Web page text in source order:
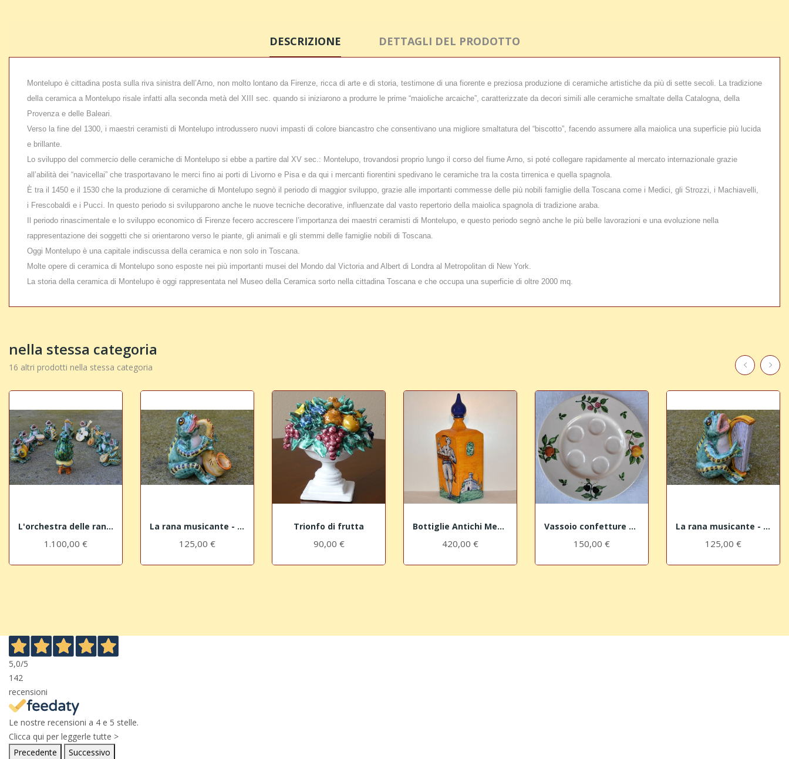
DESCRIZIONE DETTAGLI DEL PRODOTTO
Montelupo è cittadina posta sulla riva sinistra dell’Arno, non molto lontano da Firenze, ricca di arte e di storia, testimone di una fiorente e preziosa produzione di ceramiche artistiche da più di sette secoli. La tradizione
della ceramica a Montelupo risale infatti alla seconda metà del XIII sec. quando si iniziarono a produrre le prime “maioliche arcaiche”, caratterizzate da decori simili alle ceramiche smaltate della Catalogna, della
Provenza e delle Baleari.
Verso la fine del 1300, i maestri ceramisti di Montelupo introdussero nuovi impasti di colore biancastro che consentivano una migliore smaltatura del “biscotto”, facendo assumere alla maiolica una superficie più lucida
e brillante.
Lo sviluppo del commercio delle ceramiche di Montelupo si ebbe a partire dal XV sec.: Montelupo, trovandosi proprio lungo il corso del fiume Arno, si poté collegare rapidamente al mercato internazionale grazie
all’abilità dei “navicellai” che trasportavano le merci fino ai porti di Livorno e Pisa e da qui i mercanti fiorentini spedivano le ceramiche tra la costa tirrenica e quella spagnola.
È tra il 1450 e il 1530 che la produzione di ceramiche di Montelupo segnò il periodo di maggior sviluppo, grazie alle importanti commesse delle più nobili famiglie della Toscana come i Medici, gli Strozzi, i Machiavelli,
i Frescobaldi e i Pucci. In questo periodo si svilupparono anche le nuove tecniche decorative, influenzate dal vasto repertorio della maiolica spagnola di tradizione araba.
Il periodo rinascimentale e lo sviluppo economico di Firenze fecero accrescere l’importanza dei maestri ceramisti di Montelupo, e questo periodo segnò anche le più belle lavorazioni e una evoluzione nella
rappresentazione dei soggetti che si orientarono verso le piante, gli animali e gli stemmi delle famiglie nobili di Toscana.
Oggi Montelupo è una capitale indiscussa della ceramica e non solo in Toscana.
Molte opere di ceramica di Montelupo sono esposte nei più importanti musei del Mondo dal Victoria and Albert di Londra al Metropolitan di New York.
La storia della ceramica di Montelupo è oggi rappresentata nel Museo della Ceramica sorto nella cittadina Toscana e che occupa una superficie di oltre 2000 mq.
nella stessa categoria
16 altri prodotti nella stessa categoria
L'orchestra delle rane musicanti
1.100,00 €
La rana musicante - il sassofono
125,00 €
Trionfo di frutta
90,00 €
Bottiglie Antichi Mestieri - Il Vetraio
420,00 €
Vassoio confetture "grande"
150,00 €
La rana musicante - l'arpa
125,00 €
5,0/5
142
recensioni
Le nostre recensioni a 4 e 5 stelle.
Clicca qui per leggerle tutte >
Precedente
Successivo